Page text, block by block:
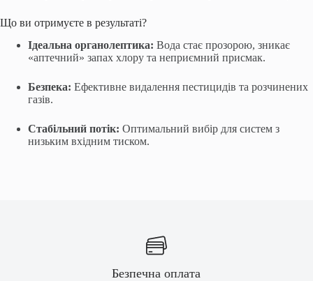
Що ви отримуєте в результаті?
Ідеальна органолептика: Вода стає прозорою, зникає
«аптечний» запах хлору та неприємний присмак.
Безпека: Ефективне видалення пестицидів та розчинених
газів.
Стабільний потік: Оптимальний вибір для систем з
низьким вхідним тиском.
Безпечна оплата